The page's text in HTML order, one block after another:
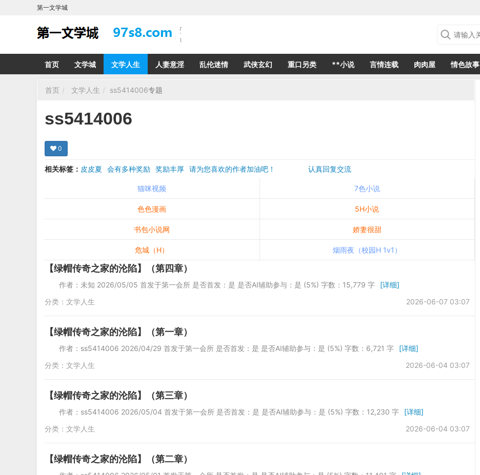
第一文学城
首页 文学城 文学人生 人妻意淫 乱伦迷情 武侠玄幻 重口另类 **小说 言情连载 肉肉屋 情色故事
首页 文学人生 ss5414006专题
ss5414006
0
相关标签： 皮皮夏 会有多种奖励 奖励丰厚 请为您喜欢的作者加油吧！ 认真回复交流
猫咪视频
7色小说
色色漫画 5H小说
书包小说网 娇妻很甜
危城（H） 烟雨夜（校园H 1v1）
【绿帽传奇之家的沦陷】（第四章）
作者：未知 2026/05/05 首发于第一会所 是否首发：是 是否AI辅助参与：是 (5%) 字数：15,779 字
[详细]
2026-06-07 03:07
分类： 文学人生
【绿帽传奇之家的沦陷】（第一章）
作者：ss5414006 2026/04/29 首发于第一会所 是否首发：是 是否AI辅助参与：是 (5%) 字数：6,721 字
[详细]
2026-06-04 03:07
分类： 文学人生
【绿帽传奇之家的沦陷】（第三章）
作者：ss5414006 2026/05/04 首发于第一会所 是否首发：是 是否AI辅助参与：是 (5%) 字数：12,230 字
[详细]
2026-06-04 03:07
分类： 文学人生
【绿帽传奇之家的沦陷】（第二章）